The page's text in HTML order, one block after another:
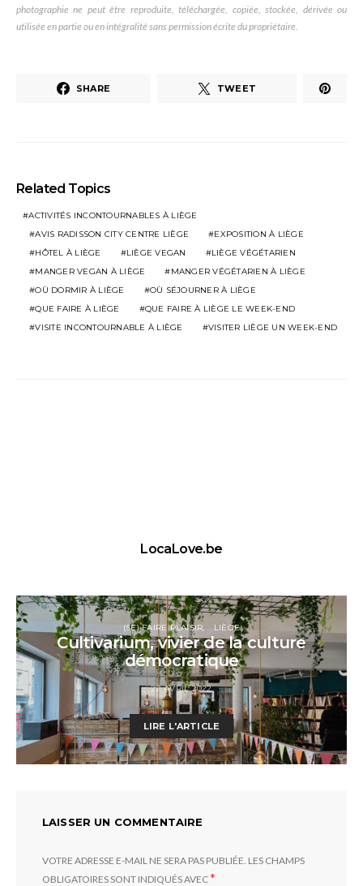
photographie ne peut être reproduite, téléchargée, copiée, stockée, dérivée ou
utilisée en partie ou en intégralité sans permission écrite du propriétaire.
SHARE TWEET
Related Topics
ACTIVITÉS INCONTOURNABLES À LIÈGE
AVIS RADISSON CITY CENTRE LIÈGE
EXPOSITION À LIÈGE
HÔTEL À LIÈGE
LIÈGE VEGAN
LIÈGE VÉGÉTARIEN
MANGER VEGAN À LIÈGE
MANGER VÉGÉTARIEN À LIÈGE
OÙ DORMIR À LIÈGE
OÙ SÉJOURNER À LIÈGE
QUE FAIRE À LIÈGE
QUE FAIRE À LIÈGE LE WEEK-END
VISITE INCONTOURNABLE À LIÈGE
VISITER LIÈGE UN WEEK-END
LocaLove.be
(SE) FAIRE PLAISIR LIÈGE
Cultivarium, vivier de la culture
démocratique
22 AVRIL 2022
LIRE L'ARTICLE
LAISSER UN COMMENTAIRE
VOTRE ADRESSE E-MAIL NE SERA PAS PUBLIÉE. LES CHAMPS
OBLIGATOIRES SONT INDIQUÉS AVEC*